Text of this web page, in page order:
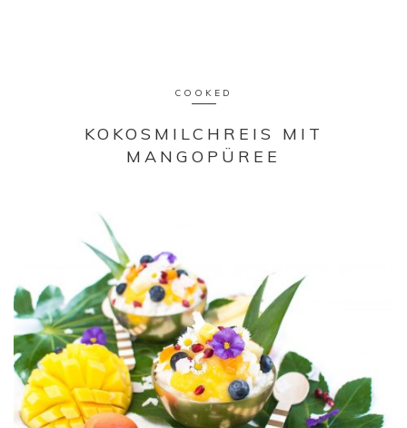
COOKED
KOKOSMILCHREIS MIT
MANGOPÜREE